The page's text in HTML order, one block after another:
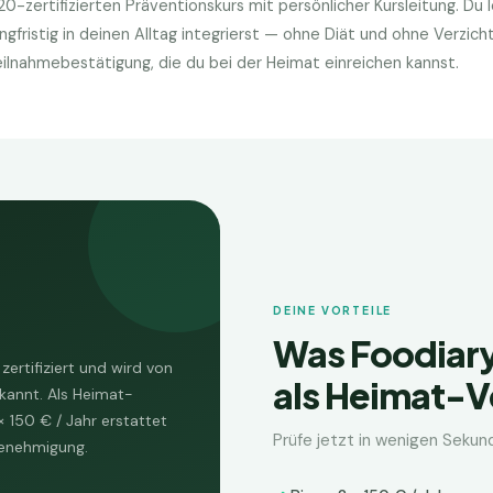
zertifizierten Präventionskurs mit persönlicher Kursleitung. Du
in deinen Alltag integrierst — ohne Diät und ohne
die du bei der Heimat einreichen kannst.
und wird von
Als Heimat-
150 € / Jahr erstattet
DEINE VORTEILE
Was
alsHeimat-
Prüfe jetzt in wenigen